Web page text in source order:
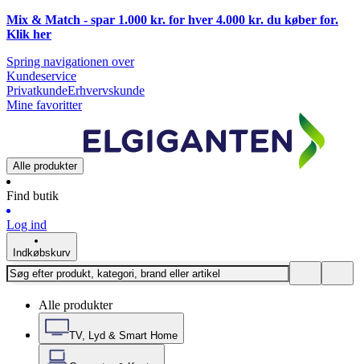
Mix & Match - spar 1.000 kr. for hver 4.000 kr. du køber for.
Klik her
Spring navigationen over
Kundeservice
PrivatkundeErhvervskunde
Mine favoritter
Alle produkter
Find butik
Log ind
Indkøbskurv
Alle produkter
TV, Lyd & Smart Home